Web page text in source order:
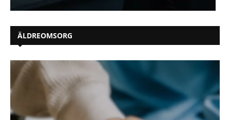
ÄLDREOMSORG